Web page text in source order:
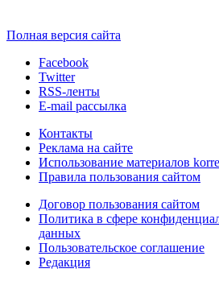
Полная версия сайта
Facebook
Twitter
RSS-ленты
E-mail рассылка
Контакты
Реклама на сайте
Использование материалов
Правила пользования сайтом
Договор пользования сайтом
Политика в сфере
данных
Пользовательское соглашение
Редакция